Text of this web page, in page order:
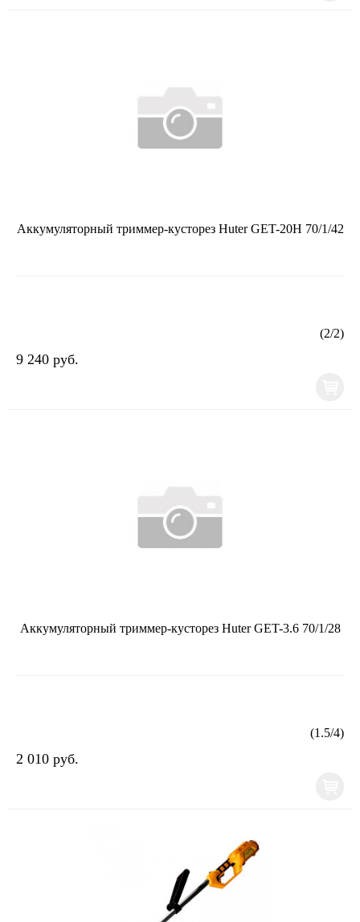
Аккумуляторный триммер-кусторез Huter GET-20H 70/1/42
(2/2)
9 240 руб.
Аккумуляторный триммер-кусторез Huter GET-3.6 70/1/28
(1.5/4)
2 010 руб.